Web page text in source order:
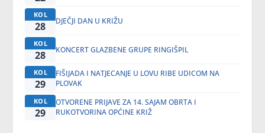
KOL
28 DJEČJI DAN U KRIŽU
KOL
28 KONCERT GLAZBENE GRUPE RINGIŠPIL
KOL
29
FIŠIJADA I NATJECANJE U LOVU RIBE UDICOM NA
PLOVAK
KOL
29
OTVORENE PRIJAVE ZA 14. SAJAM OBRTA I
RUKOTVORINA OPĆINE KRIŽ